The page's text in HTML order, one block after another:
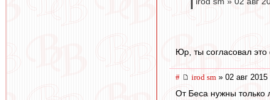
Юр, ты согласовал
# irod sm » 02 авг 2015
От Беса нужны только